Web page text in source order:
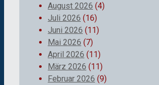
August 2026 (4)
Juli 2026 (16)
Juni 2026 (11)
Mai 2026 (7)
April 2026 (11)
März 2026 (11)
Februar 2026 (9)